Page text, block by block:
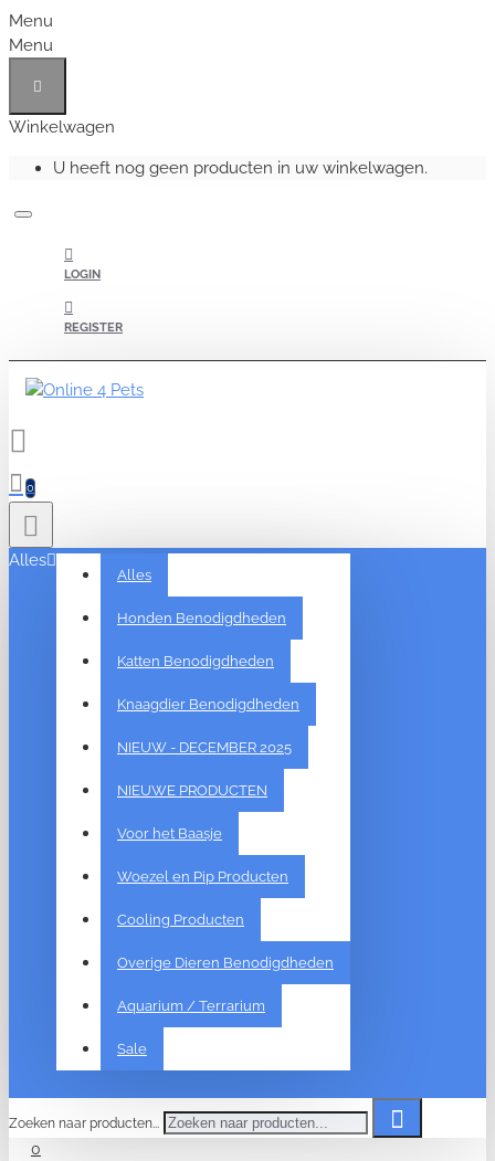
Menu
Menu
Winkelwagen
U heeft nog geen producten in uw winkelwagen.
LOGIN
REGISTER
0
Alles
Alles
Honden Benodigdheden
Katten Benodigdheden
Knaagdier Benodigdheden
NIEUW - DECEMBER 2025
NIEUWE PRODUCTEN
Voor het Baasje
Woezel en Pip Producten
Cooling Producten
Overige Dieren Benodigdheden
Aquarium / Terrarium
Sale
Zoeken naar producten...
0